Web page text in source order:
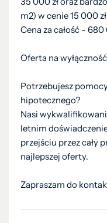
m2) w cenie 15 000
Cena za całość -
Oferta na
Potrzebujesz
hipotecznego?
Nasi
letnim
przejściu przez cały
najlepszej oferty.
Zapraszam do